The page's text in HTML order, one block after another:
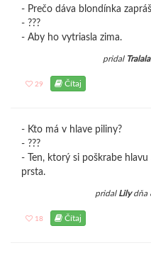
- Prečo dáva blondínka
- ???
- Aby ho vytriasla zima.
pridal Tralala
29 Čítaj
- Kto má v hlave piliny?
- ???
- Ten, ktorý si poškrabe
prsta.
pridal Lilydňa
18 Čítaj